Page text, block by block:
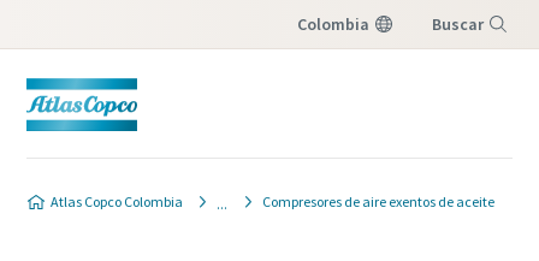
Colombia Buscar
Atlas Copco Colombia Compresores de aire exentos de aceite